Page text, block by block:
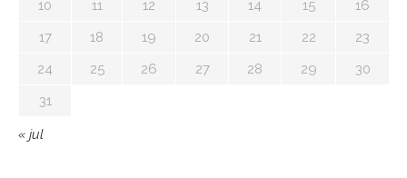
10
11 12 13 14 15
16
17
18 19 20 21 22
23
24
25 26 27 28 29
30
31
« jul